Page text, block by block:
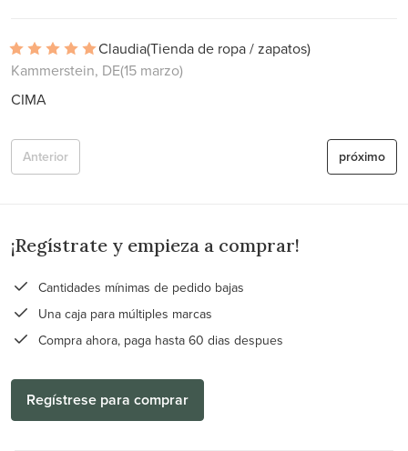
Claudia(Tienda de ropa / zapatos)
Kammerstein, DE(15 marzo)
CIMA
próximo
Anterior
¡Regístrate y empieza a comprar!
Cantidades mínimas de pedido bajas
Una caja para múltiples marcas
Compra ahora, paga hasta 60 dias despues
Regístrese para comprar